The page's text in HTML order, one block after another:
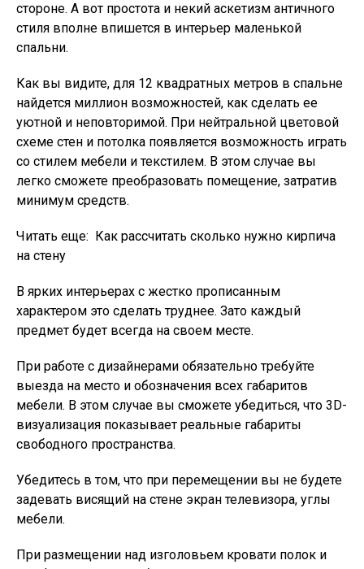
стороне. А вот простота и некий аскетизм античного
стиля вполне впишется в интерьер маленькой
спальни.
Как вы видите, для 12 квадратных метров в спальне
найдется миллион возможностей, как сделать ее
уютной и неповторимой. При нейтральной цветовой
схеме стен и потолка появляется возможность играть
со стилем мебели и текстилем. В этом случае вы
легко сможете преобразовать помещение, затратив
минимум средств.
Читать еще: Как рассчитать сколько нужно кирпича
на стену
В ярких интерьерах с жестко прописанным
характером это сделать труднее. Зато каждый
предмет будет всегда на своем месте.
При работе с дизайнерами обязательно требуйте
выезда на место и обозначения всех габаритов
мебели. В этом случае вы сможете убедиться, что 3D-
визуализация показывает реальные габариты
свободного пространства.
Убедитесь в том, что при перемещении вы не будете
задевать висящий на стене экран телевизора, углы
мебели.
При размещении над изголовьем кровати полок и